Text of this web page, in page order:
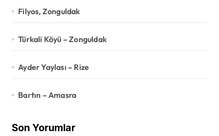
Filyos, Zonguldak
Türkali Köyü – Zonguldak
Ayder Yaylası – Rize
Bartın – Amasra
Son Yorumlar